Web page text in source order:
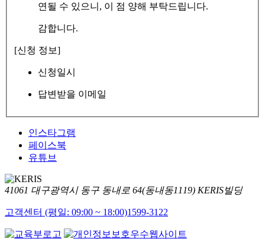
연될 수 있으니, 이 점 양해 부탁드립니다.
감합니다.
[신청 정보]
신청일시
답변받을 이메일
인스타그램
페이스북
유튜브
41061 대구광역시 동구 동내로 64(동내동1119) KERIS빌딩
고객센터 (평일: 09:00 ~ 18:00)1599-3122